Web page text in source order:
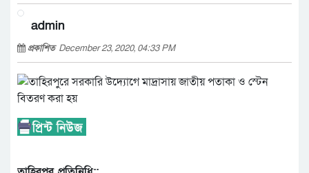
admin
প্রকাশিত December 23, 2020, 04:33 PM